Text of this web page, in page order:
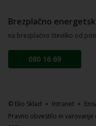
Brezplačno
na brezplačno številko od
080 16 69
© Eko Sklad Intranet
Pravno obvestilo in